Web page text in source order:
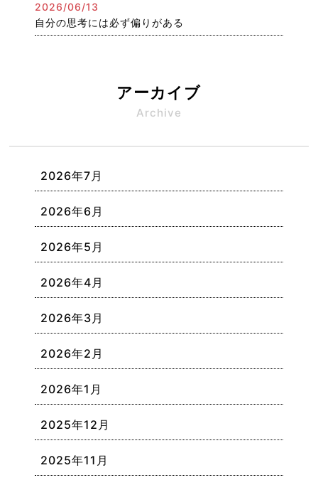
2026/06/13
自分の思考には必ず偏りがある
アーカイブ
Archive
2026年7月
2026年6月
2026年5月
2026年4月
2026年3月
2026年2月
2026年1月
2025年12月
2025年11月